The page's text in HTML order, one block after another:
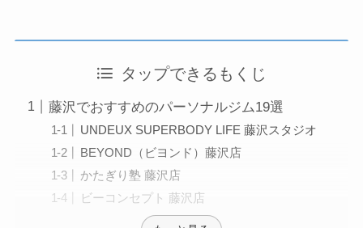
タップできるもくじ
藤沢でおすすめのパーソナルジム19選
UNDEUX SUPERBODY LIFE 藤沢スタジオ
BEYOND（ビヨンド）藤沢店
かたぎり塾 藤沢店
ビーコンセプト 藤沢店